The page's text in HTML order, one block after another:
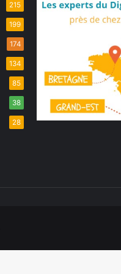
215
199
174
134
85
38
28